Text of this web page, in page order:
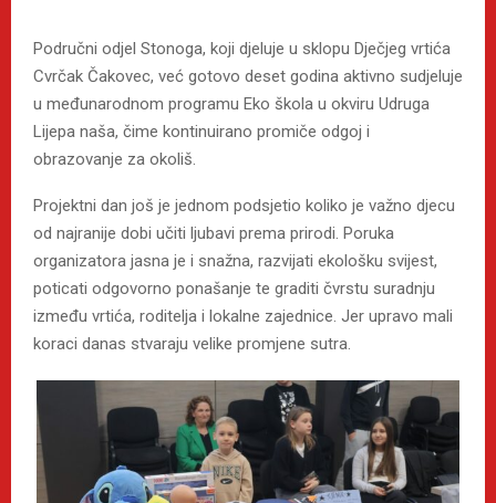
Područni odjel Stonoga, koji djeluje u sklopu Dječjeg vrtića
Cvrčak Čakovec, već gotovo deset godina aktivno sudjeluje
u međunarodnom programu Eko škola u okviru Udruga
Lijepa naša, čime kontinuirano promiče odgoj i
obrazovanje za okoliš.
Projektni dan još je jednom podsjetio koliko je važno djecu
od najranije dobi učiti ljubavi prema prirodi. Poruka
organizatora jasna je i snažna, razvijati ekološku svijest,
poticati odgovorno ponašanje te graditi čvrstu suradnju
između vrtića, roditelja i lokalne zajednice. Jer upravo mali
koraci danas stvaraju velike promjene sutra.